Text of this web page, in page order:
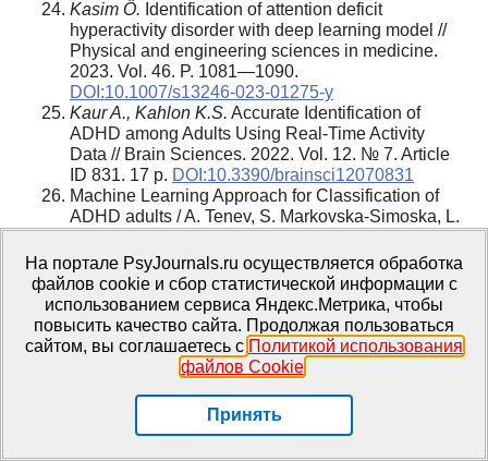
Kasim Ö. Identification of attention deficit
hyperactivity disorder with deep learning model //
Physical and engineering sciences in medicine.
2023. Vol. 46. P. 1081—1090.
DOI:10.1007/s13246-023-01275-y
Kaur A., Kahlon K.S. Accurate Identification of
ADHD among Adults Using Real-Time Activity
Data // Brain Sciences. 2022. Vol. 12. № 7. Article
ID 831. 17 p. DOI:10.3390/brainsci12070831
Machine Learning Approach for Classification of
ADHD adults / A. Tenev, S. Markovska-Simoska, L.
Kocarev, J. Pop-Jordanov, A. Müller, G. Candrian //
International journal of psychophysiology. 2013.
Vol. 93. № 1. P. 162—166.
DOI:10.1016/j.ijpsycho.2013.01.008
Mafi M., Radfar S.High Dimensional
Convolutional Neural Network for EEG
Connectivity-Based Diagnosis of ADHD // Journal
of biomedical physics & engineering. 2022.
Vol. 12(6). P. 645—654.
DOI:10.31661/jbpe.v0i0.2108-1380
На портале PsyJournals.ru осуществляется обработка
файлов cookie и сбор статистической информации с
использованием сервиса Яндекс.Метрика, чтобы
повысить качество сайта. Продолжая пользоваться
сайтом, вы соглашаетесь с Политикой использования
файлов Cookie.
Принять